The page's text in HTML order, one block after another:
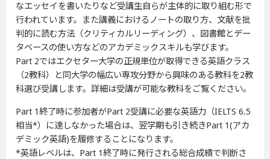
なエッセイを書いたりなど受講生自らが主体的に取り組む形で
行われています。また講義におけるノートの取り方、文献を批
判的に読む方法（クリティカルリーディング）、図書館とデー
タベースの使い方などのアカデミックスキルも学びます。
Part 2ではエクセター大学の正規単位が取得できる英語クラス
（2教科）と同大学の幅広い専攻分野から興味のある教科を2教
科選び受講します。詳細は受講が可能な教科をご覧ください。
Part 1終了時に参加者がPart 2受講に必要な英語力（IELTS 6.5
相当*）に達しなかった場合は、翌学期も引き続きPart 1(アカ
デミック英語)を履修することになります。
*英語レベルは、Part 1終了時に発行される総合成績で判断さ